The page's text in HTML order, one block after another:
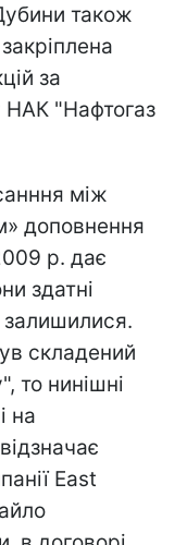
також
за
НАК "Нафтогаз
між
доповнення
р. дає
здатні
залишилися.
складений
то нинішні
на
East